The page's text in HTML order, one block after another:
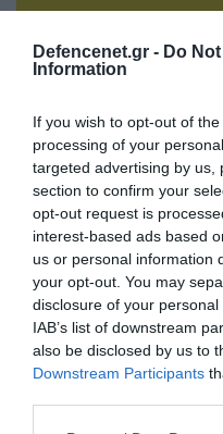
Defencenet.gr - Do
Information
If you wish to opt-out of
processing of your
targeted advertising by us,
section to confirm your
opt-out request is
interest-based ads based
us or personal information
your opt-out. You may
disclosure of your
IAB’s list of downstream
also be disclosed by us to
Downstream Participants
05.08.2026 | 08:02
Μαζικό κτύπημα της
πύραυλοι